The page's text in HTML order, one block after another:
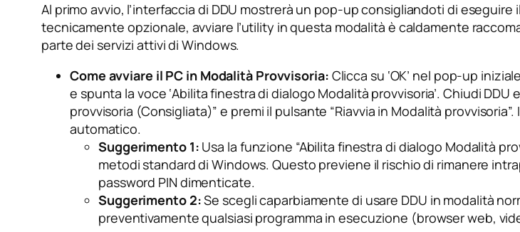
Al primo avvio, l’interfaccia di DDU mostrerà un pop-up consigliandoti di eseguire
tecnicamente opzionale, avviare l’utility in questa modalità è caldamente
parte dei servizi attivi di Windows.
Come avviare il PC in Modalità Provvisoria: Clicca su ‘OK’ nel pop-up
e spunta la voce ‘Abilita finestra di dialogo Modalità provvisoria’. Chiudi
provvisoria (Consigliata)” e premi il pulsante “Riavvia in Modalità
automatico.
Suggerimento 1: Usa la funzione “Abilita finestra di dialogo Modalità
metodi standard di Windows. Questo previene il rischio di rimanere
password PIN dimenticate.
Suggerimento 2:Se scegli caparbiamente di usare DDU in modalità
preventivamente qualsiasi programma in esecuzione (browser web,